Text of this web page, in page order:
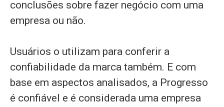
conclusões sobre fazer negócio com uma
empresa ou não.
Usuários o utilizam para conferir a
confiabilidade da marca também. E com
base em aspectos analisados, a Progresso
é confiável e é considerada uma empresa